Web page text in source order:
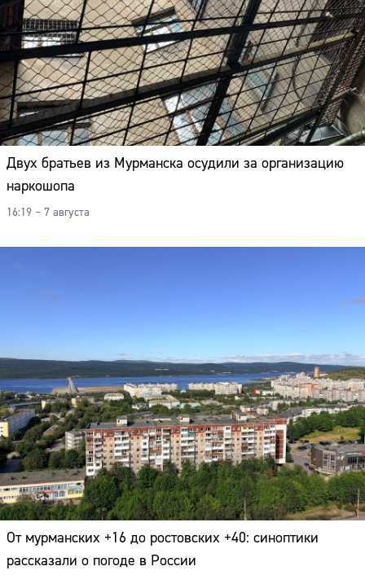
Двух братьев из Мурманска осудили за организацию
наркошопа
16:19 – 7 августа
От мурманских +16 до ростовских +40: синоптики
рассказали о погоде в России